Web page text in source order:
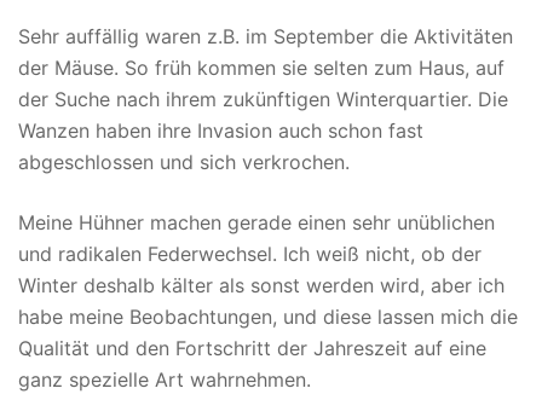
Sehr auffällig waren z.B. im September die Aktivitäten
der Mäuse. So früh kommen sie selten zum Haus, auf
der Suche nach ihrem zukünftigen Winterquartier. Die
Wanzen haben ihre Invasion auch schon fast
abgeschlossen und sich verkrochen.
Meine Hühner machen gerade einen sehr unüblichen
und radikalen Federwechsel. Ich weiß nicht, ob der
Winter deshalb kälter als sonst werden wird, aber ich
habe meine Beobachtungen, und diese lassen mich die
Qualität und den Fortschritt der Jahreszeit auf eine
ganz spezielle Art wahrnehmen.